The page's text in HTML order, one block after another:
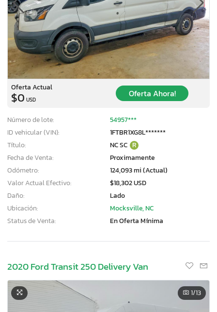
Oferta Actual
$0 USD
Oferta Ahora!
Número de lote:
54957***
ID vehicular (VIN):
1FTBR1XG8L*******
Título:
NC SC R
Fecha de Venta:
Proximamente
Odómetro:
124,093 mi (Actual)
Valor Actual Efectivo:
$18,302 USD
Daño:
Lado
Ubicación:
Mocksville, NC
Status de Venta:
En Oferta Mínima
2020 Ford Transit 250 Delivery Van
1/13